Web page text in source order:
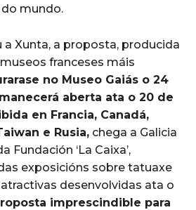
mundo.
Xunta, a proposta, producida
franceses máis
no Museo Gaiás o 24
aberta ata o 20 de
en Francia, Canadá,
e Rusia, chega a Galicia
Fundación ‘La Caixa’,
exposicións sobre tatuaxe
desenvolvidas ata o
imprescindible para